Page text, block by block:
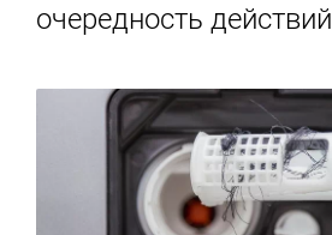
очередность действий